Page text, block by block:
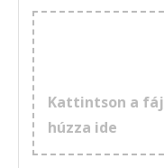
Kattintson a
húzza ide